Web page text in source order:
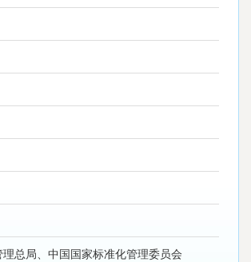
总局、中国国家标准化管理委员会